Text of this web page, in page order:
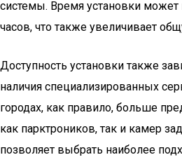
системы. Время установки может
часов, что также увеличивает
Доступность установки также
наличия специализированных
городах, как правило, больше
как парктроников, так и камер
позволяет выбрать наиболее